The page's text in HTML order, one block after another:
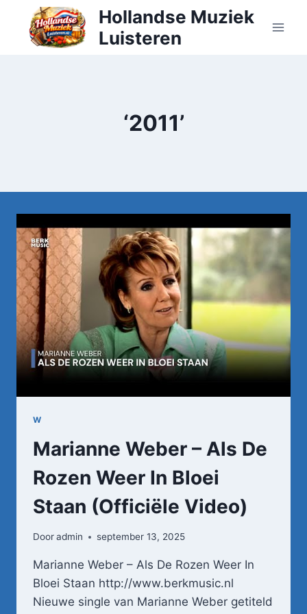
Doorgaan
inhoud
Hollandse Muziek
Luisteren
‘2011’
W
Marianne Weber – Als De
Rozen Weer In Bloei
Staan (Officiële Video)
Dooradmin september 13, 2025
Marianne Weber – Als De Rozen Weer In
Bloei Staan http://www.berkmusic.nl
Nieuwe single van Marianne Weber getiteld